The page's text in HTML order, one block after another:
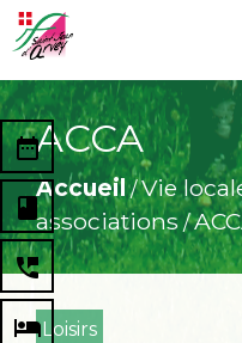
ACCA
Accueil/Vie
associations/
date_range
book
perm_phone_msg
local_hotelLoisirs